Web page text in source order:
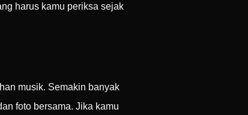
harus kamu periksa sejak
musik. Semakin banyak
foto bersama. Jika kamu